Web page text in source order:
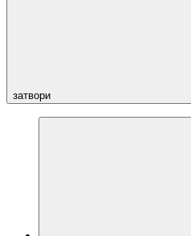
затвори